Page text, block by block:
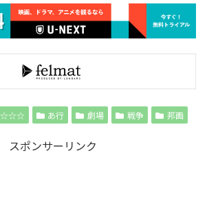
☆☆☆ あ行 劇場 戦争 邦画
スポンサーリンク